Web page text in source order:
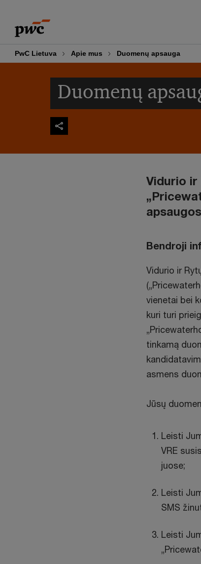
content
footer
PwC Lietuva Apie mus Duomenų apsauga
Duomenų
Vidurio ir
Bendroji
Vidurio ir
vienetai bei
kuri turi
tinkamą
asmens
Jūsų
Leisti
VRE
juose;
Leisti
SMS
Leisti